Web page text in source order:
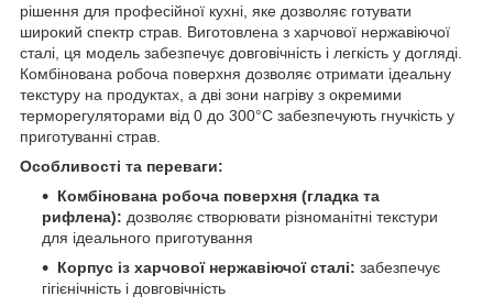
рішення для професійної кухні, яке дозволяє готувати
широкий спектр страв. Виготовлена з харчової нержавіючої
сталі, ця модель забезпечує довговічність і легкість у догляді.
Комбінована робоча поверхня дозволяє отримати ідеальну
текстуру на продуктах, а дві зони нагріву з окремими
терморегуляторами від 0 до 300°C забезпечують гнучкість у
приготуванні страв.
Особливості та переваги:
Комбінована робоча поверхня (гладка та
рифлена): дозволяє створювати різноманітні текстури
для ідеального приготування
Корпус із харчової нержавіючої сталі: забезпечує
гігієнічність і довговічність